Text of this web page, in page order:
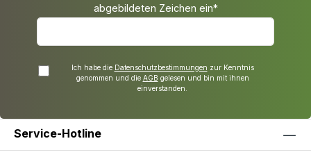
abgebildeten Zeichen ein*
Ich habe die Datenschutzbestimmungen zur Kenntnis
genommen und die AGB gelesen und bin mit ihnen
einverstanden.
Service-Hotline